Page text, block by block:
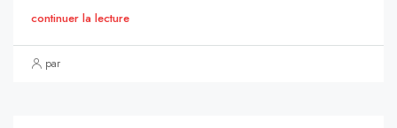
continuer la lecture
par